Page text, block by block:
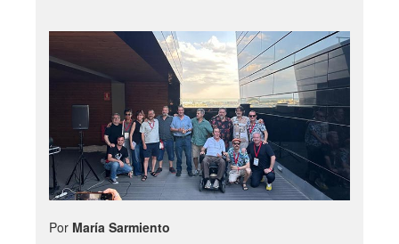
Por María Sarmiento